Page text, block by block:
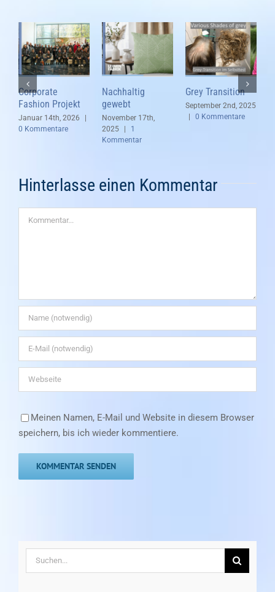
Corporate
Fashion Projekt
Januar 14th, 2026
|
0 Kommentare
Nachhaltig
gewebt
November 17th,
2025
|
1
Kommentar
Grey Transition
September 2nd, 2025
|
0 Kommentare
Hinterlasse einen Kommentar
Meinen Namen, E-Mail und Website in diesem Browser
speichern, bis ich wieder kommentiere.
Suche
nach: